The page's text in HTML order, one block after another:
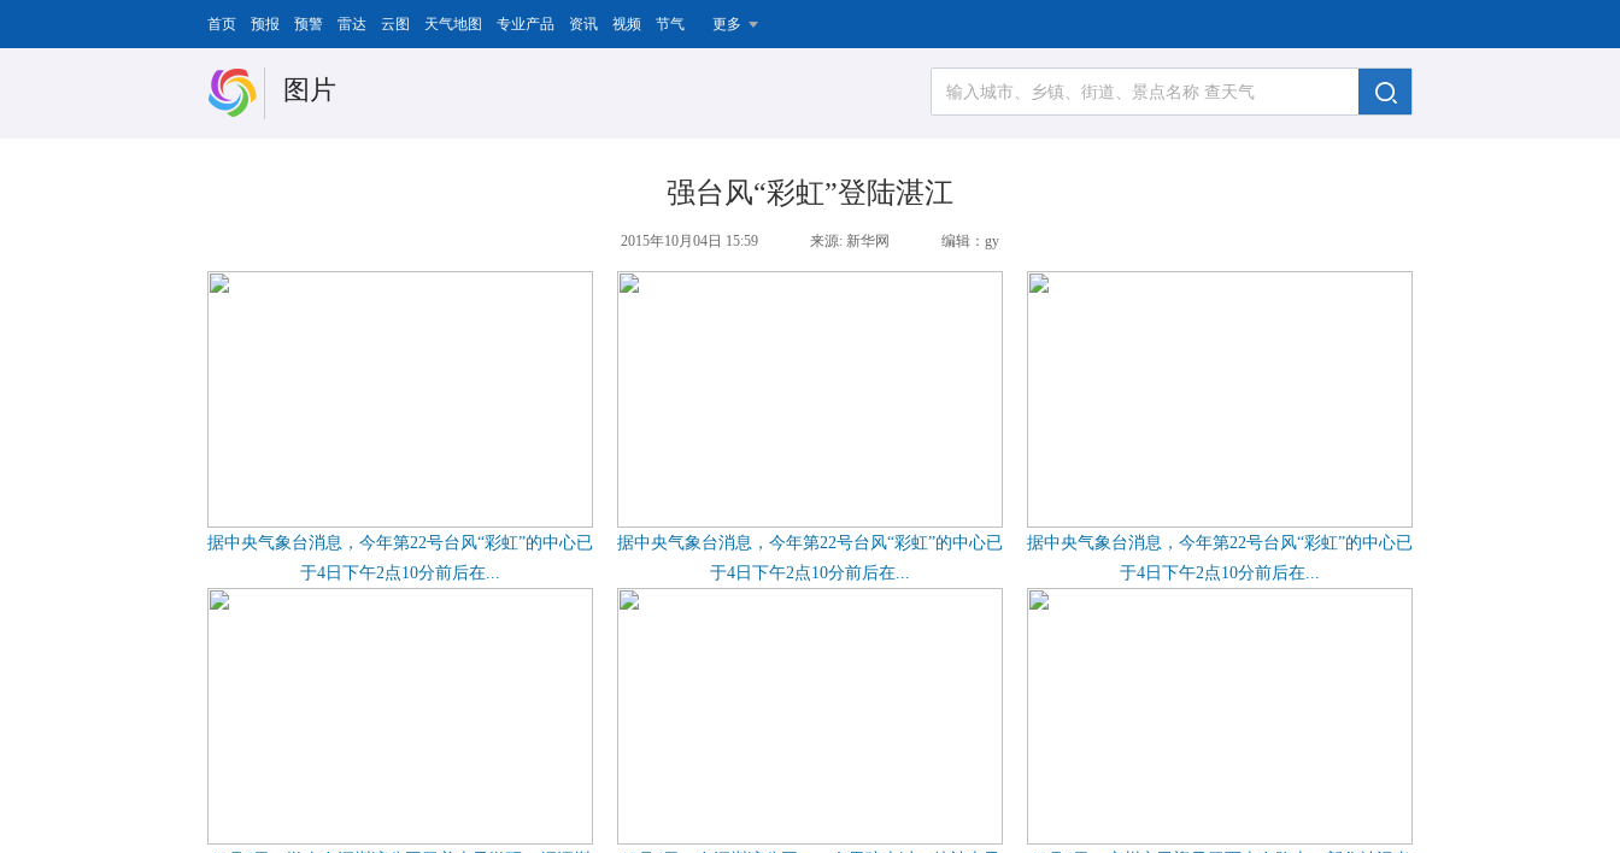
首页 预报 预警 雷达 云图 天气地图 专业产品 资讯 视频 节气 更多
图片
强台风“彩虹”登陆湛江
2015年10月04日 15:59 来源: 新华网 编辑：gy
据中央气象台消息，今年第22号台风“彩虹”的中心已
于4日下午2点10分前后在...
据中央气象台消息，今年第22号台风“彩虹”的中心已
于4日下午2点10分前后在...
据中央气象台消息，今年第22号台风“彩虹”的中心已
于4日下午2点10分前后在...